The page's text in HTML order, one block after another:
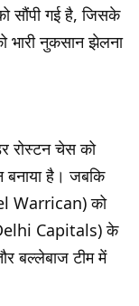
सौंपी गई है, जिसके
भारी नुकसान झेलना
रोस्टन चेस को
बनाया है। जबकि
Warrican) को
Capitals) के
बल्लेबाज टीम में